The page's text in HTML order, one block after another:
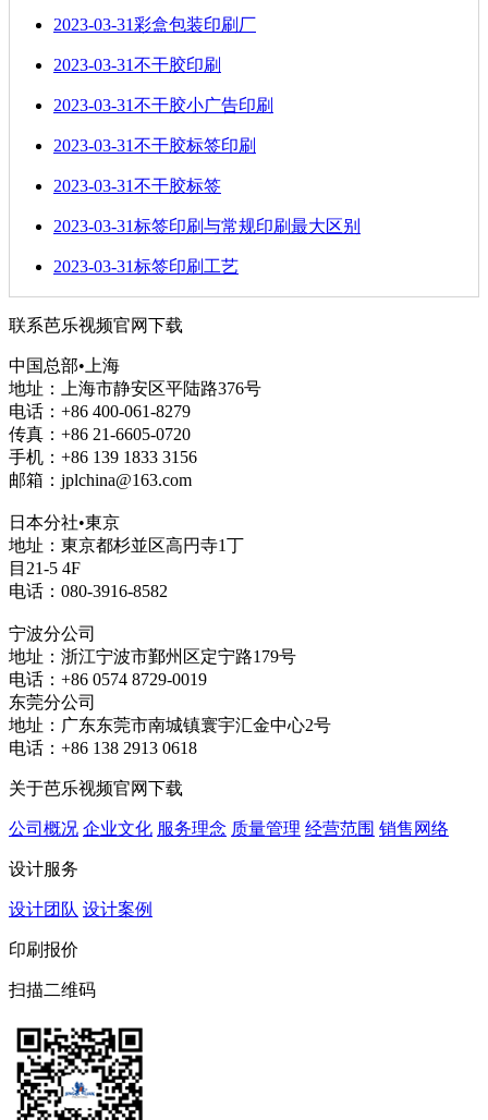
2023-03-31彩盒包装印刷厂
2023-03-31不干胶印刷
2023-03-31不干胶小广告印刷
2023-03-31不干胶标签印刷
2023-03-31不干胶标签
2023-03-31标签印刷与常规印刷最大区别
2023-03-31标签印刷工艺
联系芭乐视频官网下载
中国总部•上海
地址：上海市静安区平陆路376号
电话：+86 400-061-8279
传真：+86 21-6605-0720
手机：+86 139 1833 3156
邮箱：jplchina@163.com
日本分社•東京
地址：東京都杉並区高円寺1丁
目21-5 4F
电话：080-3916-8582
宁波分公司
地址：浙江宁波市鄞州区定宁路179号
电话：+86 0574 8729-0019
东莞分公司
地址：广东东莞市南城镇寰宇汇金中心2号
电话：+86 138 2913 0618
关于芭乐视频官网下载
公司概况 企业文化 服务理念 质量管理 经营范围 销售网络
设计服务
设计团队 设计案例
印刷报价
扫描二维码